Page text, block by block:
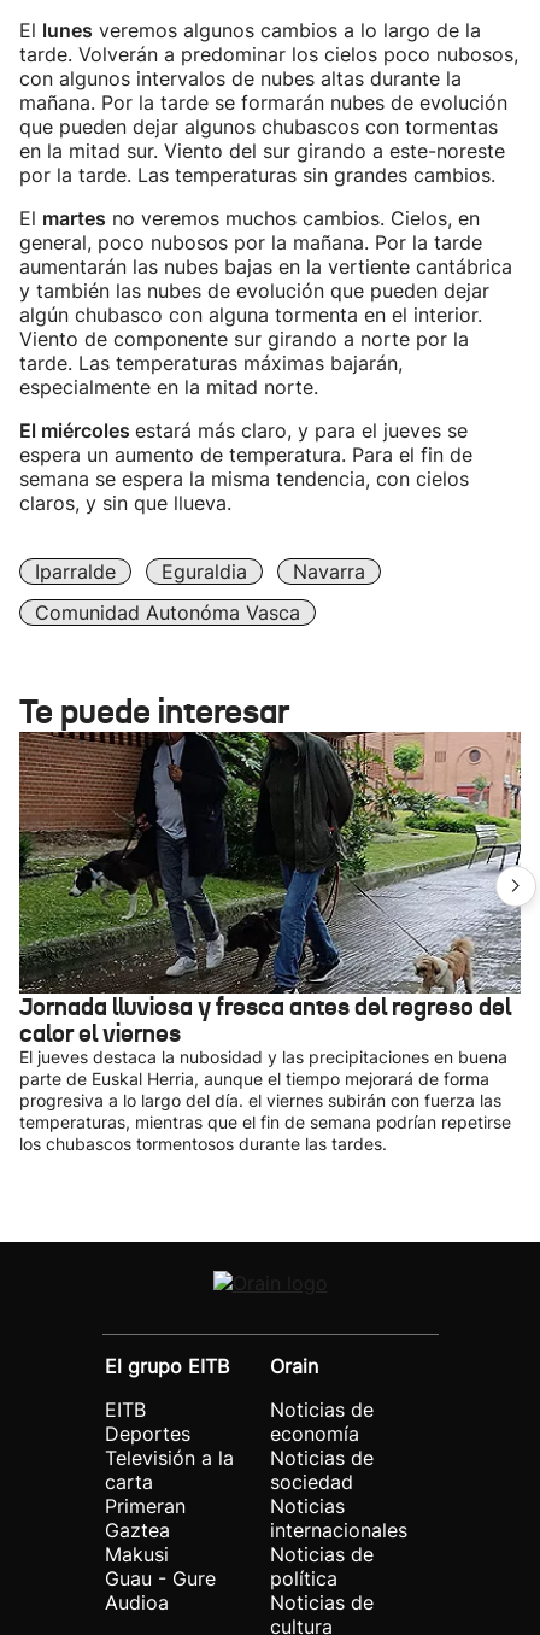
El lunes veremos algunos cambios a lo largo de la
tarde. Volverán a predominar los cielos poco nubosos,
con algunos intervalos de nubes altas durante la
mañana. Por la tarde se formarán nubes de evolución
que pueden dejar algunos chubascos con tormentas
en la mitad sur. Viento del sur girando a este-noreste
por la tarde. Las temperaturas sin grandes cambios.
El martes no veremos muchos cambios. Cielos, en
general, poco nubosos por la mañana. Por la tarde
aumentarán las nubes bajas en la vertiente cantábrica
y también las nubes de evolución que pueden dejar
algún chubasco con alguna tormenta en el interior.
Viento de componente sur girando a norte por la
tarde. Las temperaturas máximas bajarán,
especialmente en la mitad norte.
El miércoles estará más claro, y para el jueves se
espera un aumento de temperatura. Para el fin de
semana se espera la misma tendencia, con cielos
claros, y sin que llueva.
Iparralde Eguraldia
Navarra
Comunidad Autonóma Vasca
Te puede interesar
Jornada lluviosa y fresca antes del regreso del
calor el viernes
El jueves destaca la nubosidad y las precipitaciones en buena
parte de Euskal Herria, aunque el tiempo mejorará de forma
progresiva a lo largo del día. el viernes subirán con fuerza las
temperaturas, mientras que el fin de semana podrían repetirse
los chubascos tormentosos durante las tardes.
El grupo EITB
EITB
Deportes
Televisión a la
carta
Primeran
Gaztea
Makusi
Guau - Gure
Audioa
Orain
Noticias de
economía
Noticias de
sociedad
Noticias
internacionales
Noticias de
política
Noticias de
cultura